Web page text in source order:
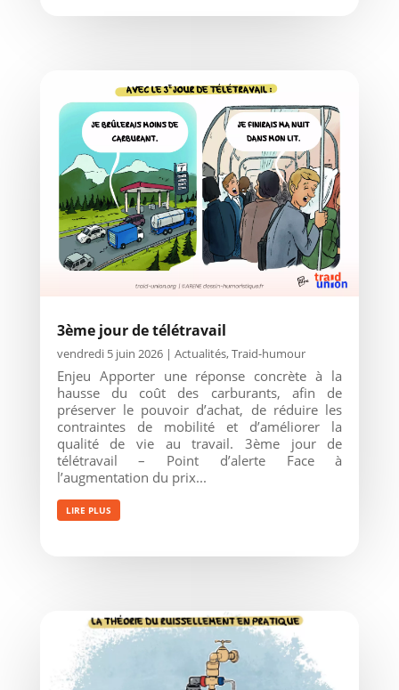
3ème jour de télétravail
vendredi 5 juin 2026| Actualités,Traid-humour
Enjeu Apporter une réponse concrète à la
hausse du coût des carburants, afin de
préserver le pouvoir d’achat, de réduire les
contraintes de mobilité et d’améliorer la
qualité de vie au travail. 3ème jour de
télétravail – Point d’alerte Face à
l’augmentation du prix...
LIRE PLUS